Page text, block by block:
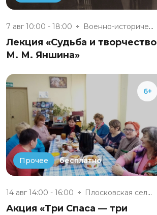
7 авг 10:00 - 18:00 Военно-исторический музей «Юхн...
Лекция «Судьба и творчество
М. М. Яншина»
6+
Прочее бесплатно
14 авг 14:00 - 16:00 Плосковская сельская библиотек...
Акция «Три Спаса — три